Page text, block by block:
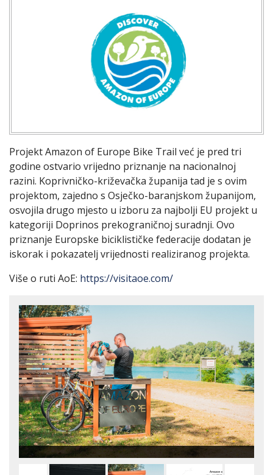
Projekt Amazon of Europe Bike Trail već je pred tri
godine ostvario vrijedno priznanje na nacionalnoj
razini. Koprivničko-križevačka županija tad je s ovim
projektom, zajedno s Osječko-baranjskom županijom,
osvojila drugo mjesto u izboru za najbolji EU projekt u
kategoriji Doprinos prekograničnoj suradnji. Ovo
priznanje Europske biciklističke federacije dodatan je
iskorak i pokazatelj vrijednosti realiziranog projekta.
Više o ruti AoE: https://visitaoe.com/